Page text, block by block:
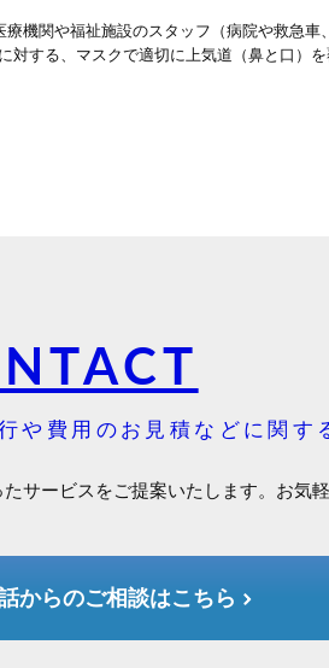
機関や福祉施設のスタッフ（病院や救急車
する、マスクで適切に上気道（鼻と口）を
や費用のお見積などに関す
サービスをご提案いたします。お気
からのご相談はこちら